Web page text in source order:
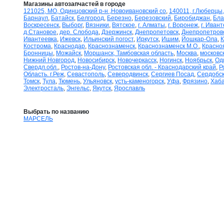
Магазины автозапчастей в городе
121025, МО, Одинцовский р-н ,Новоивановский со, 140011, г.Люберцы,
Барнаул, Батайск, Белгород, Березно, Березовский, Биробиджан,
Воскресенск, Выборг, Вязники, Вятское, г. Алматы, г. Воронеж, г.
д.Становое, дер. Слобода, Дзержинск, Днепропетовск,
Ивантеевка, Ижевск, Ильинский погост, Иркутск, Ишим, Йошкар-Ола,
Кострома, Краснодар, Краснознаменск, Краснознаменск М.О.,
Бронницы, Можайск, Моршанск, Тамбовская область, Москва,
Нижний Новгород, Новосибирск, Новочеркасск, Ногинск, Ноябрьск,
Свердл.обл., Ростов-на-Дону, Ростовская обл. - Краснодарский край,
Область. г.Реж, Севастополь, Северодвинск, Сергиев Посад, Сердобск
Томск, Тула, Тюмень, Ульяновск, усть-каменогорск, Уфа, Фрязино,
Электросталь, Энгельс, Якутск, Ярославль
Выбрать по названию
МАРСЕЛЬ